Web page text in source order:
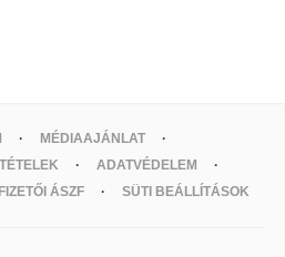
MÉDIAAJÁNLAT
ADATVÉDELEM
ÁSZF SÜTI BEÁLLÍTÁSOK